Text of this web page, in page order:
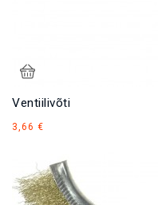
Ventiilivõti
3,66 €